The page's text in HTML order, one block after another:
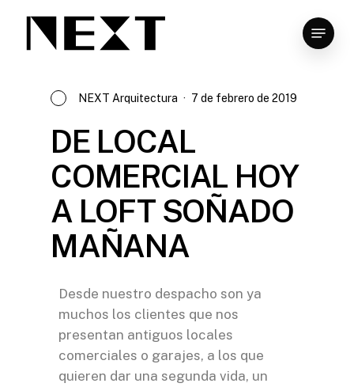
main
NEXT Arquitectura 7 de febrero de 2019
DE LOCAL
COMERCIAL HOY
A LOFT SOÑADO
MAÑANA
Desde nuestro despacho son ya
muchos los clientes que nos
presentan antiguos locales
comerciales o garajes, a los que
quieren dar una segunda vida, un